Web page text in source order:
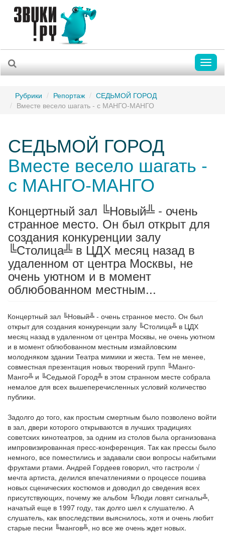
Рубрики Репортаж
СЕДЬМОЙ ГОРОД
Вместе весело шагать - с МАНГО-МАНГО
СЕДЬМОЙ ГОРОД
Вместе весело шагать -
с МАНГО-МАНГО
Концертный зал ╚Новый╩ - очень
странное место. Он был открыт для
создания конкуренции залу
╚Столица╩ в ЦДХ месяц назад в
удаленном от центра Москвы, не
очень уютном и в момент
облюбованном местным...
Концертный зал ╚Новый╩ - очень странное место. Он был
открыт для создания конкуренции залу ╚Столица╩ в ЦДХ
месяц назад в удаленном от центра Москвы, не очень уютном
и в момент облюбованном местным измайловским
молодняком здании Театра мимики и жеста. Тем не менее,
совместная презентация новых творений групп ╚Манго-
Манго╩ и ╚Седьмой Город╩ в этом странном месте собрала
немалое для всех вышеперечисленных условий количество
публики.
Задолго до того, как простым смертным было позволено войти
в зал, двери которого открываются в лучших традициях
советских кинотеатров, за одним из столов была организована
импровизированная пресс-конференция. Так как прессы было
немного, все поместились и задавали свои вопросы набитыми
фруктами ртами. Андрей Гордеев говорил, что гастроли √
мечта артиста, делился впечатлениями о процессе пошива
новых сценических костюмов и доводил до сведения всех
присутствующих, почему же альбом ╚Люди ловят сигналы╩,
начатый еще в 1997 году, так долго шел к слушателю. А
слушатель, как впоследствии выяснилось, хотя и очень любит
старые песни ╚мангов╩, но все же очень ждет новых.